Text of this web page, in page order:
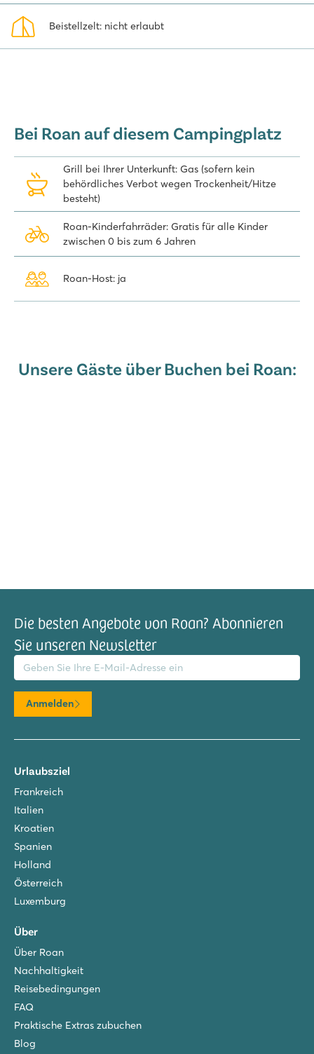
Wassergerät im Kinderbecken sorgt für jede Menge Wasserspaß
bei den Kleinen. In Cap d'Agde können Sie auf der spektakulären
Beistellzelt: nicht erlaubt
Bei Roan auf diesem Campingplatz
Grill bei Ihrer Unterkunft: Gas (sofern kein
behördliches Verbot wegen Trockenheit/Hitze
besteht)
Roan-Kinderfahrräder: Gratis für alle Kinder
zwischen 0 bis zum 6 Jahren
Roan-Host: ja
Unsere Gäste über Buchen bei Roan:
Die besten Angebote von Roan? Abonnieren
Sie unseren Newsletter
Adresse
Anmelden
Urlaubsziel
Frankreich
Italien
Kroatien
Spanien
Holland
Österreich
Luxemburg
Über
Über Roan
Nachhaltigkeit
Reisebedingungen
FAQ
Praktische Extras zubuchen
Blog